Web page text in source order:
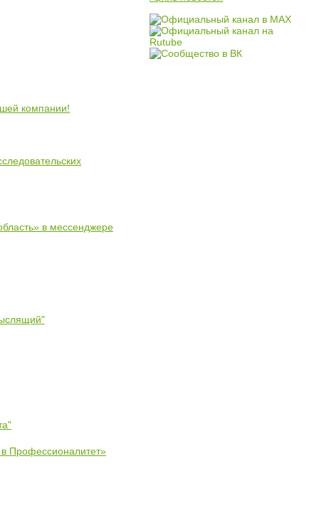
компании!
в мессенджере
Профессионалитет»